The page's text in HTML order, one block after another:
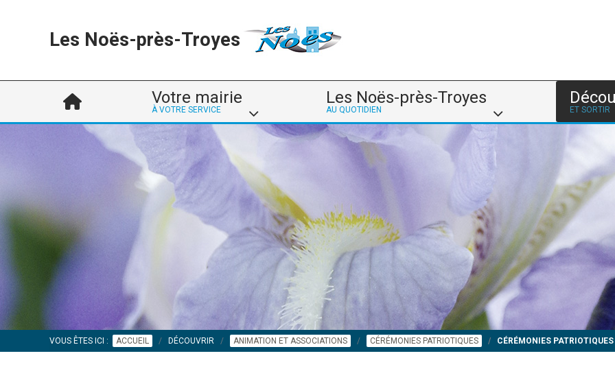
Les Noës-près-Troyes
Votre mairie
À VOTRE SERVICE
Les Noës-près-Troyes
AU QUOTIDIEN ET SORTIR
VOUS ÊTES ICI : ACCUEIL DÉCOUVRIR ANIMATION ET ASSOCIATIONS CÉRÉMONIES PATRIOTIQUES CÉRÉMONIES